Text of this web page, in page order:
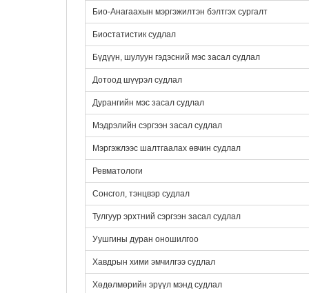
Био-Анагаахын мэргэжилтэн бэлтгэх сургалт
Биостатистик судлал
Бүдүүн, шулуун гэдэсний мэс засал судлал
Дотоод шүүрэл судлал
Дурангийн мэс засал судлал
Мэдрэлийн сэргээн засал судлал
Мэргэжлээс шалтгаалах өвчин судлал
Ревматологи
Сонсгол, тэнцвэр судлал
Тулгуур эрхтний сэргээн засал судлал
Уушгины дуран оношилгоо
Хавдрын хими эмчилгээ судлал
Хөдөлмөрийн эрүүл мэнд судлал